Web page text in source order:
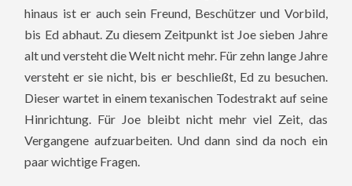
hinaus ist er auch sein Freund, Beschützer und Vorbild,
bis Ed abhaut. Zu diesem Zeitpunkt ist Joe sieben Jahre
alt und versteht die Welt nicht mehr. Für zehn lange Jahre
versteht er sie nicht, bis er beschließt, Ed zu besuchen.
Dieser wartet in einem texanischen Todestrakt auf seine
Hinrichtung. Für Joe bleibt nicht mehr viel Zeit, das
Vergangene aufzuarbeiten. Und dann sind da noch ein
paar wichtige Fragen.